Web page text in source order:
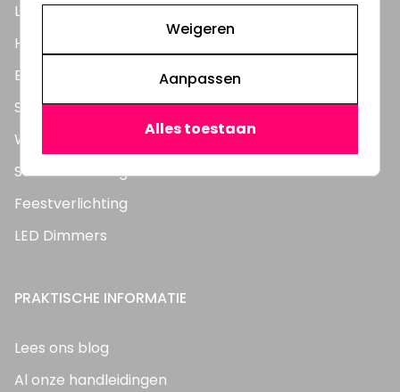
LED Panelen
Highbay's / Ufo's
Bouwlampen
Straatlampen
Wandlampen
Solar verlichting
Feestverlichting
LED Dimmers
PRAKTISCHE INFORMATIE
Lees ons blog
Al onze handleidingen
Weigeren
Aanpassen
Alles toestaan